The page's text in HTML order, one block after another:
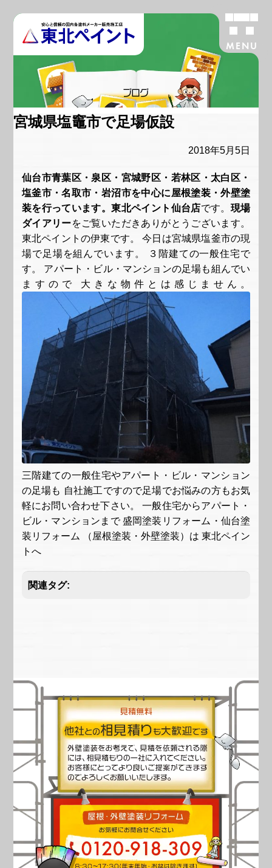
MENU
ブログ
宮城県塩竈市で足場仮設
2018年5月5日
仙台市青葉区・泉区・宮城野区・若林区・太白区・
塩釜市・名取市・岩沼市を中心に屋根塗装・外壁塗
装を行っています。東北ペイント仙台店です。 現場
ダイアリーをご覧いただきありがとうございます。
東北ペイントの伊東です。 今日は宮城県塩釜市の現
場で足場を組んでいます。 ３階建ての一般住宅で
す。 アパート・ビル・マンションの足場も組んでい
ますので 大きな物件とは感じません。
三階建ての一般住宅やアパート・ビル・マンション
の足場も 自社施工ですので足場でお悩みの方もお気
軽にお問い合わせ下さい。 一般住宅からアパート・
ビル・マンションまで 盛岡塗装リフォーム・仙台塗
装リフォーム （屋根塗装・外壁塗装）は 東北ペイン
トへ
関連タグ: